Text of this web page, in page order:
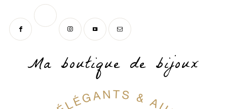
Ma boutique de bijoux